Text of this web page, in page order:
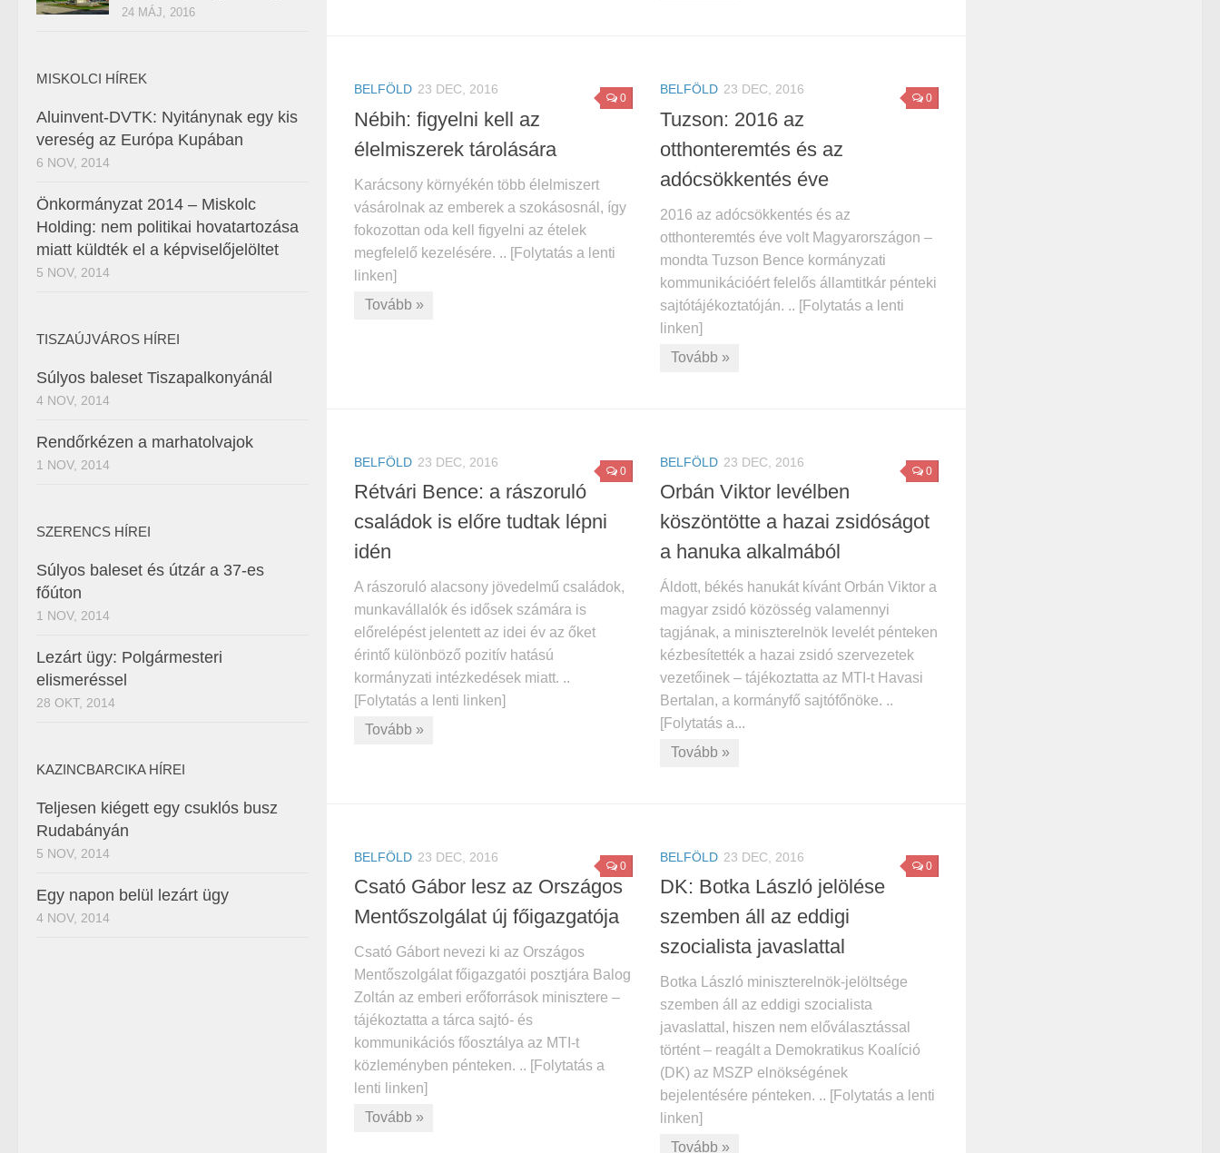
0
BELFÖLD 23 DEC, 2016
Nébih: figyelni kell az
élelmiszerek tárolására
Karácsony környékén több élelmiszert
vásárolnak az emberek a szokásosnál, így
fokozottan oda kell figyelni az ételek
megfelelő kezelésére. .. [Folytatás a lenti
linken]
Tovább »
0
BELFÖLD 23 DEC, 2016
Tuzson: 2016 az
otthonteremtés és az
adócsökkentés éve
2016 az adócsökkentés és az
otthonteremtés éve volt Magyarországon –
mondta Tuzson Bence kormányzati
kommunikációért felelős államtitkár pénteki
sajtótájékoztatóján. .. [Folytatás a lenti
linken]
Tovább »
0
BELFÖLD 23 DEC, 2016
Rétvári Bence: a rászoruló
családok is előre tudtak lépni
idén
A rászoruló alacsony jövedelmű családok,
munkavállalók és idősek számára is
előrelépést jelentett az idei év az őket
érintő különböző pozitív hatású
kormányzati intézkedések miatt. ..
[Folytatás a lenti linken]
Tovább »
0
BELFÖLD 23 DEC, 2016
Orbán Viktor levélben
köszöntötte a hazai zsidóságot
a hanuka alkalmából
Áldott, békés hanukát kívánt Orbán Viktor a
magyar zsidó közösség valamennyi
tagjának, a miniszterelnök levelét pénteken
kézbesítették a hazai zsidó szervezetek
vezetőinek – tájékoztatta az MTI-t Havasi
Bertalan, a kormányfő sajtófőnöke. ..
[Folytatás a...
Tovább »
0
BELFÖLD 23 DEC, 2016
Csató Gábor lesz az Országos
Mentőszolgálat új főigazgatója
Csató Gábort nevezi ki az Országos
Mentőszolgálat főigazgatói posztjára Balog
Zoltán az emberi erőforrások minisztere –
tájékoztatta a tárca sajtó- és
kommunikációs főosztálya az MTI-t
közleményben pénteken. .. [Folytatás a
lenti linken]
Tovább »
0
BELFÖLD 23 DEC, 2016
DK: Botka László jelölése
szemben áll az eddigi
szocialista javaslattal
Botka László miniszterelnök-jelöltsége
szemben áll az eddigi szocialista
javaslattal, hiszen nem előválasztással
történt – reagált a Demokratikus Koalíció
(DK) az MSZP elnökségének
bejelentésére pénteken. .. [Folytatás a lenti
linken]
Tovább »
24 MÁJ, 2016
MISKOLCI HÍREK
Aluinvent-DVTK: Nyitánynak egy kis
vereség az Európa Kupában
6 NOV, 2014
Önkormányzat 2014 – Miskolc
Holding: nem politikai hovatartozása
miatt küldték el a képviselőjelöltet
5 NOV, 2014
TISZAÚJVÁROS HÍREI
Súlyos baleset Tiszapalkonyánál
4 NOV, 2014
Rendőrkézen a marhatolvajok
1 NOV, 2014
SZERENCS HÍREI
Súlyos baleset és útzár a 37-es
főúton
1 NOV, 2014
Lezárt ügy: Polgármesteri
elismeréssel
28 OKT, 2014
KAZINCBARCIKA HÍREI
Teljesen kiégett egy csuklós busz
Rudabányán
5 NOV, 2014
Egy napon belül lezárt ügy
4 NOV, 2014